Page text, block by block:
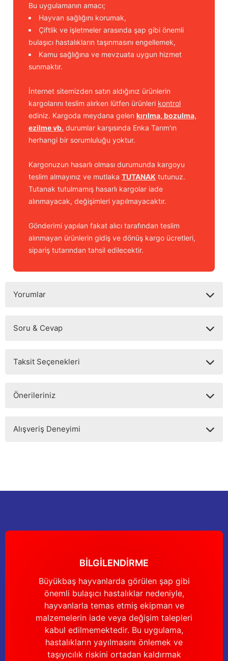
Bu uygulamanın amacı;
Hayvan sağlığını korumak,
Çiftlik ve işletmeler arasında şap gibi önemli
bulaşıcı hastalıkların taşınmasını engellemek,
Kamu sağlığına ve mevzuata uygun hizmet
sunmaktır.
İnternet sitemizden satın aldığınız ürünlerin
kargolarını teslim alırken lütfen ürünleri kontrol
ediniz. Kargoda meydana gelen kırılma, bozulma,
ezilme vb. durumlar karşısında Enka Tarım'ın
herhangi bir sorumluluğu yoktur.
Kargonuzun hasarlı olması durumunda kargoyu
teslim almayınız ve mutlaka TUTANAK tutunuz.
Tutanak tutulmamış hasarlı kargolar iade
alınmayacak, değişimleri yapılmayacaktır.
Gönderimi yapılan fakat alıcı tarafından teslim
alınmayan ürünlerin gidiş ve dönüş kargo ücretleri,
sipariş tutarından tahsil edilecektir.
Yorumlar
Soru & Cevap
Taksit Seçenekleri
Önerileriniz
konularda yetersiz gördüğünüz noktaları öneri formunu
Bu ürüne benzer farklı alternatifler olmalı.
Gönder
Alışveriş Deneyimi
BİLGİLENDİRME
Büyükbaş hayvanlarda görülen şap gibi
önemli bulaşıcı hastalıklar nedeniyle,
hayvanlarla temas etmiş ekipman ve
malzemelerin iade veya değişim talepleri
kabul edilmemektedir. Bu uygulama,
hastalıkların yayılmasını önlemek ve
taşıyıcılık riskini ortadan kaldırmak